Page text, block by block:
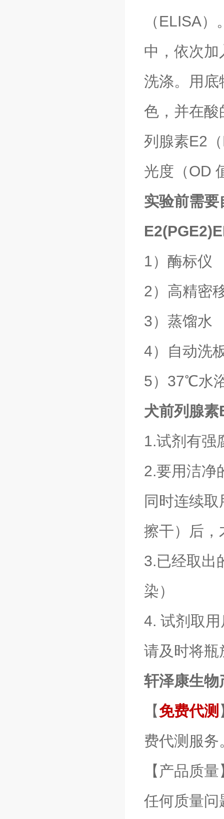
（ELISA
中，依次
洗涤。用底
色，并在酸
列腺素E2
光度（OD
实验前需
1）酶标仪
2）高精密
3）蒸馏水
4）自动洗
5）37℃水
犬前列腺
1.试剂有强
2.要用洁净
同时连续
擦干）后，
3.已经取出
染）
4. 试剂取
请及时将瓶
轩泽康生物
【免费代测
费代测服
【产品质
任何质量问